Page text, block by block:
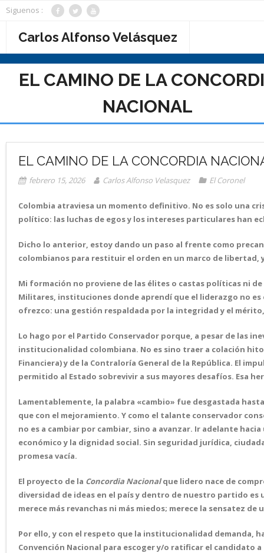
Saltar
contenido
Siguenos :
Carlos Alfonso Velásquez
EL CAMINO DE LA
NACIONAL
EL CAMINO DE LA CONCORDIA
febrero 15, 2026 Carlos Alfonso Velasquez El Coronel
Colombia atraviesa un momento definitivo. No es solo una
político: las luchas de egos y los intereses particulares han
Dicho lo anterior, estoy dando un paso al frente como
colombianos para restituir el orden en un marco de
Mi formación no proviene de las élites o castas políticas ni
Militares, instituciones donde aprendí que el liderazgo no es
ofrezco: una gestión respaldada por la integridad y el
Lo hago por el Partido Conservador porque, a pesar de las
institucionalidad colombiana. No es sino traer a colación
Financiera) y de la Contraloría General de la República. El
permitido al Estado sobrevivir a sus mayores desafíos. Esa
Lamentablemente, la palabra «cambio» fue desgastada
que con el mejoramiento. Y como el talante conservador
no es a cambiar por cambiar, sino a avanzar. Ir adelante
económico y la dignidad social. Sin seguridad jurídica,
promesa vacía.
El proyecto de la Concordia Nacionalque lidero nace de
diversidad de ideas en el país y dentro de nuestro partido
merece más revanchas ni más miedos; merece la sensatez
Por ello, y con el respeto que la institucionalidad demanda,
Convención Nacional para escoger y/o ratificar el candidato